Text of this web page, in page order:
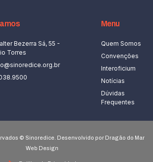
Bezerra Sá, 55 -
Torres
Menu
Quem Somos
Convenções
Interoficium
Notícias
Dúvidas
Frequentes
© Sinoredice. Desenvolvido por Dragão do Mar
Web Design